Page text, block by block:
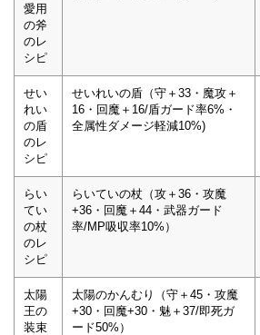
愛用
の斧
のレ
シピ
せい
れい
の盾
のレ
シピ
せいれいの盾（守＋33・魔攻＋
16・回魔＋16/盾ガード率6%・
全属性ダメージ軽減10%)
らい
てい
の杖
のレ
シピ
らいていの杖（攻＋36・攻魔
+36・回魔＋44・武器ガード
率/MP吸収率10%）
太陽
王の
装束
太陽のかんむり（守＋45・攻魔
+30・回魔+30・魅＋37/即死ガ
ード50%）